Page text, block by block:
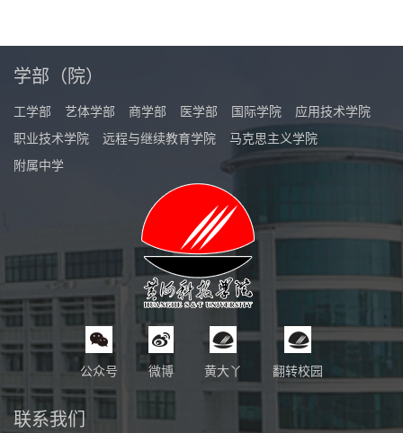
学部（院）
工学部 艺体学部 商学部 医学部 国际学院
应用技术学院
职业技术学院
远程与继续教育学院
马克思主义学院
附属中学
公众号 微博 黄大丫 翻转校园
联系我们